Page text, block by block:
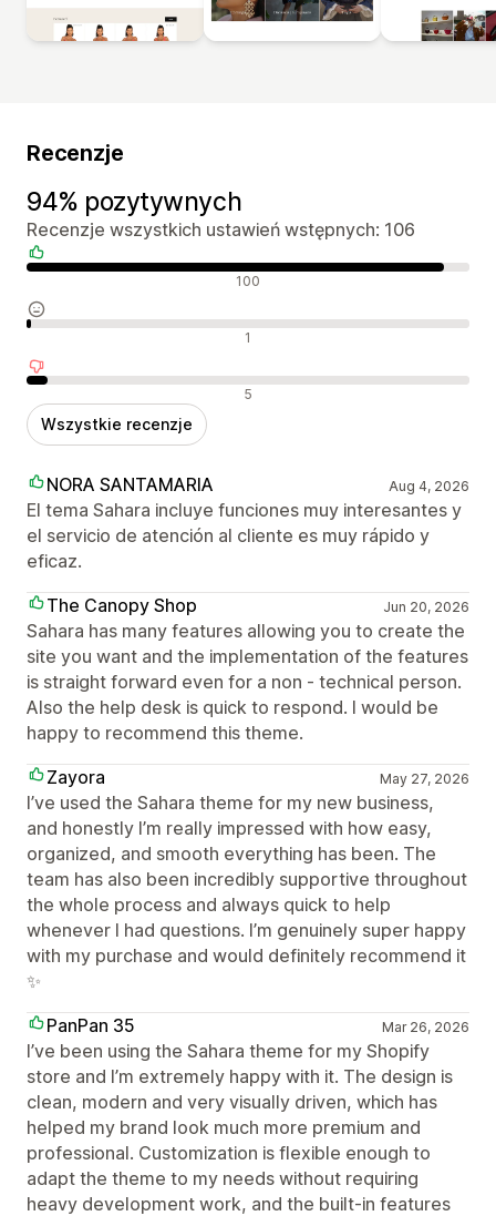
Recenzje
94% pozytywnych
Recenzje wszystkich ustawień wstępnych: 106
Pozytywne recenzje 100
Neutralne recenzje 1
Negatywne recenzje 5
Wszystkie recenzje
NORA SANTAMARIA Aug 4, 2026
El tema Sahara incluye funciones muy interesantes y
el servicio de atención al cliente es muy rápido y
eficaz.
The Canopy Shop
Jun 20, 2026
Sahara has many features allowing you to create the
site you want and the implementation of the features
is straight forward even for a non - technical person.
Also the help desk is quick to respond. I would be
happy to recommend this theme.
Zayora
May 27, 2026
I’ve used the Sahara theme for my new business,
and honestly I’m really impressed with how easy,
organized, and smooth everything has been. The
team has also been incredibly supportive throughout
the whole process and always quick to help
whenever I had questions. I’m genuinely super happy
with my purchase and would definitely recommend it
✨
PanPan 35
Mar 26, 2026
I’ve been using the Sahara theme for my Shopify
store and I’m extremely happy with it. The design is
clean, modern and very visually driven, which has
helped my brand look much more premium and
professional. Customization is flexible enough to
adapt the theme to my needs without requiring
heavy development work, and the built‑in features